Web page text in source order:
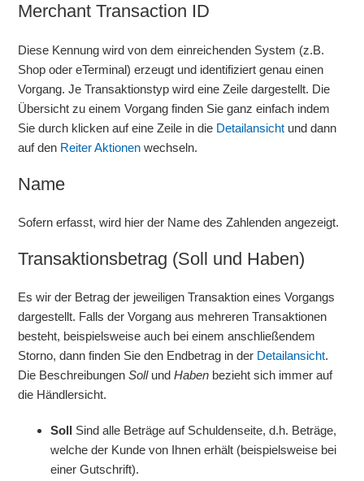
Merchant Transaction ID
Diese Kennung wird von dem einreichenden System (z.B.
Shop oder eTerminal) erzeugt und identifiziert genau einen
Vorgang. Je Transaktionstyp wird eine Zeile dargestellt. Die
Übersicht zu einem Vorgang finden Sie ganz einfach indem
Sie durch klicken auf eine Zeile in die Detailansicht und dann
auf den Reiter Aktionen wechseln.
Name
Sofern erfasst, wird hier der Name des Zahlenden angezeigt.
Transaktionsbetrag (Soll und Haben)
Es wir der Betrag der jeweiligen Transaktion eines Vorgangs
dargestellt. Falls der Vorgang aus mehreren Transaktionen
besteht, beispielsweise auch bei einem anschließendem
Storno, dann finden Sie den Endbetrag in der Detailansicht.
Die BeschreibungenSollundHaben bezieht sich immer auf
die Händlersicht.
Soll Sind alle Beträge auf Schuldenseite, d.h. Beträge,
welche der Kunde von Ihnen erhält (beispielsweise bei
einer Gutschrift).